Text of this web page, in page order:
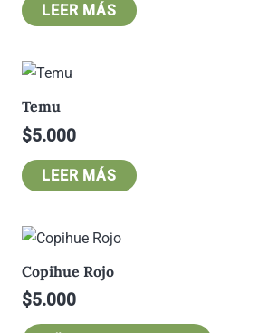
LEER MÁS
Temu
$5.000
LEER MÁS
Copihue Rojo
$5.000